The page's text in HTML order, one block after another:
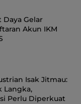
Daya Gelar
Akun IKM
Isak Jitmau:
Langka,
Perlu Diperkuat